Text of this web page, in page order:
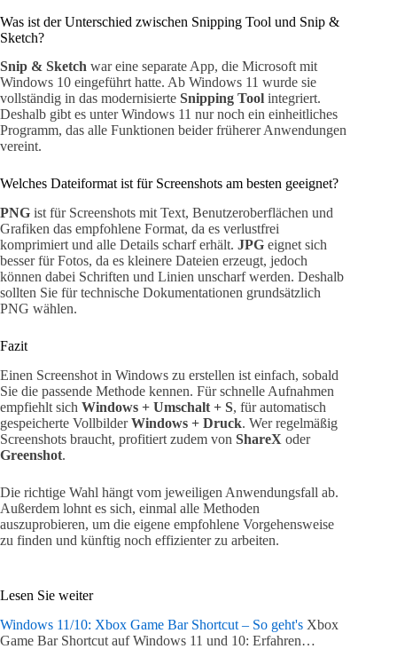
Was ist der Unterschied zwischen Snipping Tool und Snip &
Sketch?
Snip & Sketch war eine separate App, die Microsoft mit
Windows 10 eingeführt hatte. Ab Windows 11 wurde sie
vollständig in das modernisierte Snipping Tool integriert.
Deshalb gibt es unter Windows 11 nur noch ein einheitliches
Programm, das alle Funktionen beider früherer Anwendungen
vereint.
Welches Dateiformat ist für Screenshots am besten geeignet?
PNG ist für Screenshots mit Text, Benutzeroberflächen und
Grafiken das empfohlene Format, da es verlustfrei
komprimiert und alle Details scharf erhält. JPG eignet sich
besser für Fotos, da es kleinere Dateien erzeugt, jedoch
können dabei Schriften und Linien unscharf werden. Deshalb
sollten Sie für technische Dokumentationen grundsätzlich
PNG wählen.
Fazit
Einen Screenshot in Windows zu erstellen ist einfach, sobald
Sie die passende Methode kennen. Für schnelle Aufnahmen
empfiehlt sich Windows + Umschalt + S, für automatisch
gespeicherte VollbilderWindows + Druck. Wer regelmäßig
Screenshots braucht, profitiert zudem von ShareX oder
Greenshot.
Die richtige Wahl hängt vom jeweiligen Anwendungsfall ab.
Außerdem lohnt es sich, einmal alle Methoden
auszuprobieren, um die eigene empfohlene Vorgehensweise
zu finden und künftig noch effizienter zu arbeiten.
Lesen Sie weiter
Windows 11/10: Xbox Game Bar Shortcut – So geht's Xbox
Game Bar Shortcut auf Windows 11 und 10: Erfahren…